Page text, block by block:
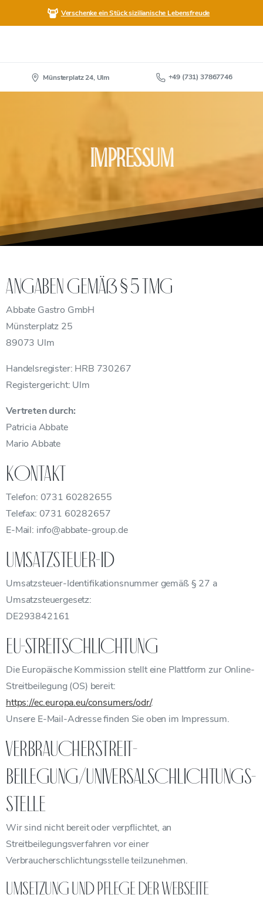
Verschenke ein Stück sizilianische Lebensfreude
Tisch reservieren
Münsterplatz 24, Ulm +49 (731) 37867746
Impressum
Angaben gemäß § 5 TMG
Abbate Gastro GmbH
Münsterplatz 25
89073 Ulm
Handelsregister: HRB 730267
Registergericht: Ulm
Vertreten durch:
Patricia Abbate
Mario Abbate
Kontakt
Telefon: 0731 60282655
Telefax: 0731 60282657
E-Mail: info@abbate-group.de
Umsatzsteuer-ID
Umsatzsteuer-Identifikationsnummer gemäß § 27 a
Umsatzsteuergesetz:
DE293842161
EU-Streitschlichtung
Die Europäische Kommission stellt eine Plattform zur Online-
Streitbeilegung (OS) bereit:
https://ec.europa.eu/consumers/odr/.
Unsere E-Mail-Adresse finden Sie oben im Impressum.
Verbraucher­streit­
beilegung/Universal­schlichtungs­
stelle
Wir sind nicht bereit oder verpflichtet, an
Streitbeilegungsverfahren vor einer
Verbraucherschlichtungsstelle teilzunehmen.
Umsetzung und Pflege der Webseite